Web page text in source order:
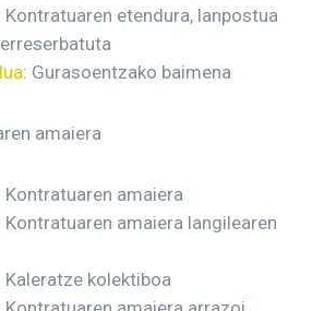
Kontratuaren etendura, lanpostua
: Gurasoentzako baimena
amaiera
Kontratuaren amaiera
Kontratuaren amaiera langilearen
Kaleratze kolektiboa